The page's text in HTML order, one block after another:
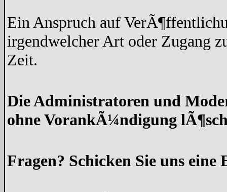
Ein Anspruch auf
irgendwelcher Art oder Zugang
Zeit.
Die Administratoren und
ohne VorankÃ¼ndigung
Fragen? Schicken Sie uns